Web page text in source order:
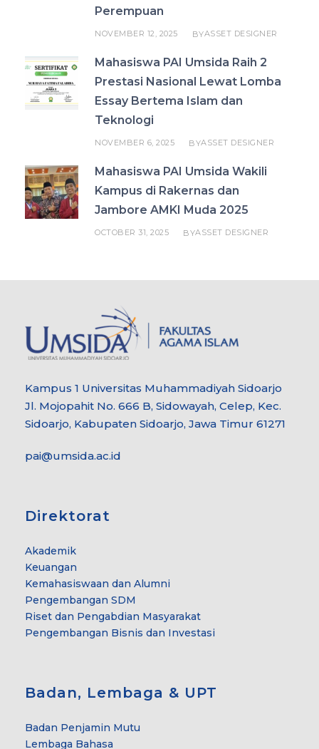
Perempuan
NOVEMBER 12, 2025 BYASSET DESIGNER
Mahasiswa PAI Umsida Raih 2
Prestasi Nasional Lewat Lomba
Essay Bertema Islam dan
Teknologi
NOVEMBER 6, 2025 BYASSET DESIGNER
Mahasiswa PAI Umsida Wakili
Kampus di Rakernas dan
Jambore AMKI Muda 2025
OCTOBER 31, 2025 BYASSET DESIGNER
Kampus 1 Universitas Muhammadiyah Sidoarjo
Jl. Mojopahit No. 666 B, Sidowayah, Celep, Kec.
Sidoarjo, Kabupaten Sidoarjo, Jawa Timur 61271
pai@umsida.ac.id
Direktorat
Akademik
Keuangan
Kemahasiswaan dan Alumni
Pengembangan SDM
Riset dan Pengabdian Masyarakat
Pengembangan Bisnis dan Investasi
Badan, Lembaga & UPT
Badan Penjamin Mutu
Lembaga Bahasa